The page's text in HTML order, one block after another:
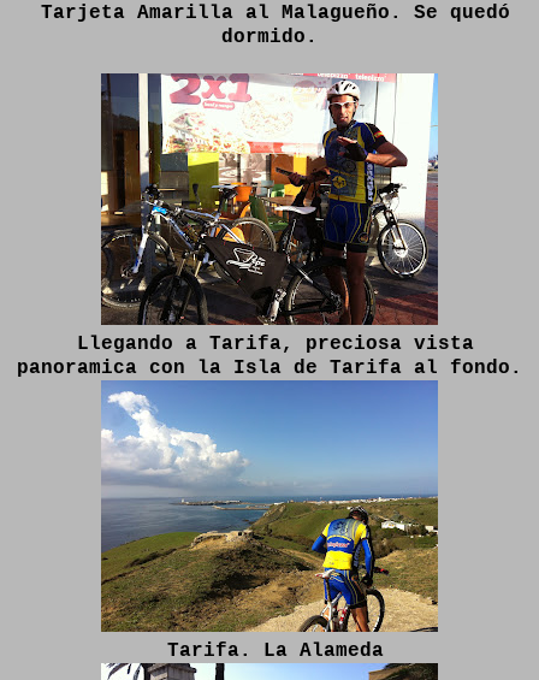
Tarjeta Amarilla al Malagueño. Se quedó
dormido.
Llegando a Tarifa, preciosa vista
panoramica con la Isla de Tarifa al fondo.
Tarifa. La Alameda